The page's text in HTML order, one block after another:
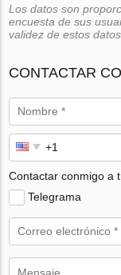
Los datos son
encuesta de sus
validez de estos datos.
CONTACTAR
Contactar conmigo a
Telegrama